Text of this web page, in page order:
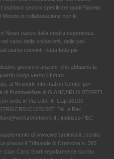
ospitano sezioni specifiche quali Pianeta
Mondo in collaborazione con le
News nasce dalla nostra esperienza
valori della solidarietà, delle pari
siamo convinti, vada fatta più
giovani o anziani, che abbiamo la
lungo verso il futuro.
al Network Information Center per
di Puntowelfare di GIANCARLO STORTI
sede in Via Litta, 4- Cap 26100
Tel. e Fax
; indirizzo PEC
di www.welfareitalia.it ,Iscritto
presso il Tribunale di Cremona n. 393
Gian Carlo Storti regolarmente iscritto